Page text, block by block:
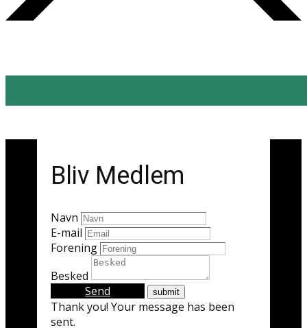
Bliv Medlem
Navn
E-mail
Forening
Besked
Send
Thank you! Your message has been
sent.